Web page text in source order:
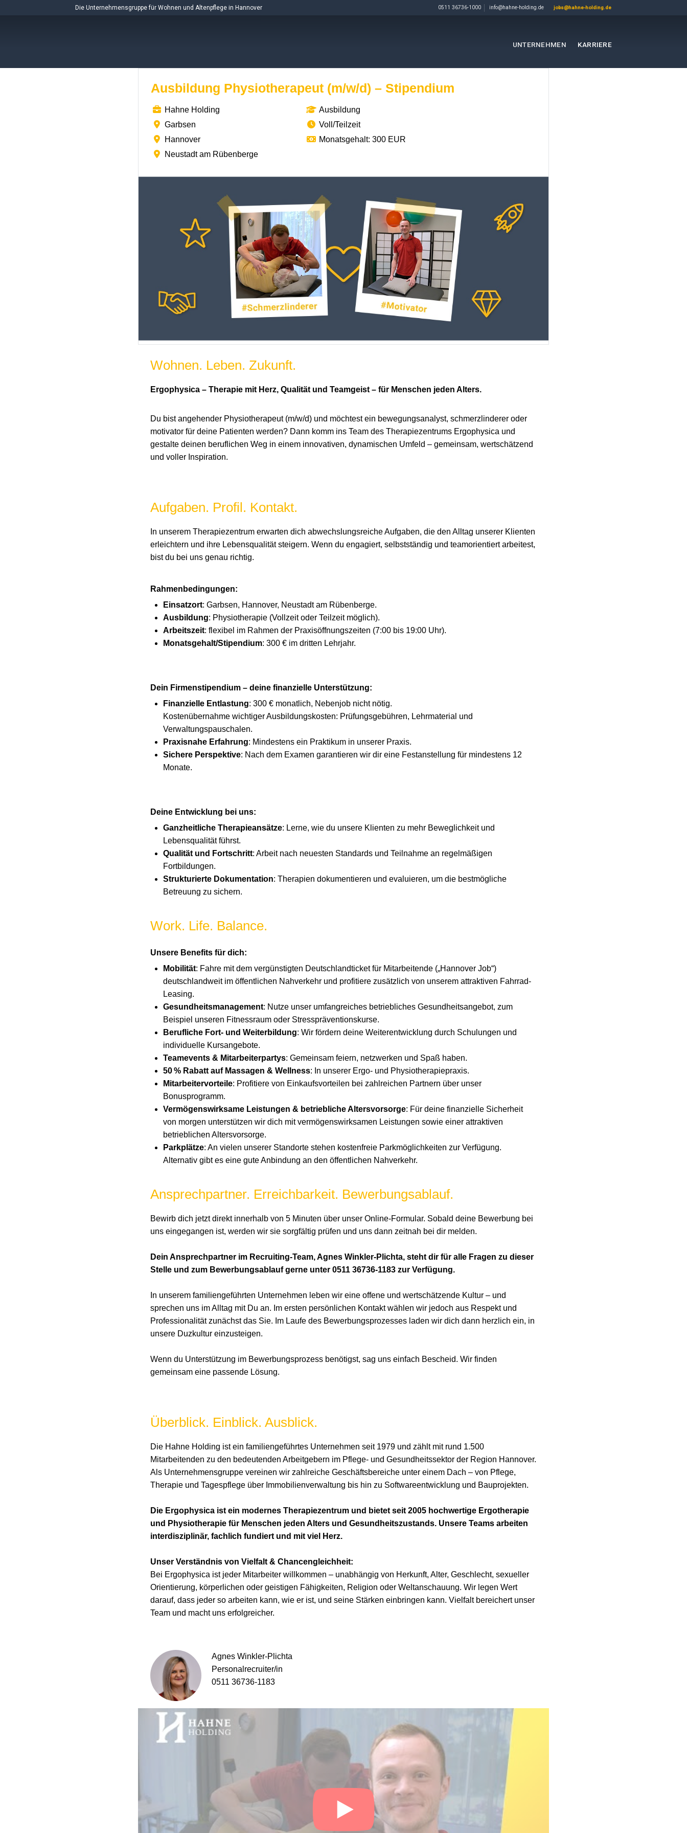
Die Unternehmensgruppe für Wohnen und Altenpflege in Hannover 0511 36736-1000 info@hahne-holding.de jobs@hahne-holding.de
UNTERNEHMEN KARRIERE
Ausbildung Physiotherapeut (m/w/d) – Stipendium
Hahne Holding
Garbsen
Hannover
Neustadt am Rübenberge
Ausbildung
Voll/Teilzeit
Monatsgehalt: 300 EUR
Wohnen. Leben. Zukunft.
Ergophysica – Therapie mit Herz, Qualität und Teamgeist – für Menschen jeden Alters.
Du bist angehender Physiotherapeut (m/w/d) und möchtest ein bewegungsanalyst, schmerzlinderer oder
motivator für deine Patienten werden? Dann komm ins Team des Therapiezentrums Ergophysica und
gestalte deinen beruflichen Weg in einem innovativen, dynamischen Umfeld – gemeinsam, wertschätzend
und voller Inspiration.
Aufgaben. Profil. Kontakt.
In unserem Therapiezentrum erwarten dich abwechslungsreiche Aufgaben, die den Alltag unserer Klienten
erleichtern und ihre Lebensqualität steigern. Wenn du engagiert, selbstständig und teamorientiert arbeitest,
bist du bei uns genau richtig.
Rahmenbedingungen:
Einsatzort: Garbsen, Hannover, Neustadt am Rübenberge.
Ausbildung: Physiotherapie (Vollzeit oder Teilzeit möglich).
Arbeitszeit: flexibel im Rahmen der Praxisöffnungszeiten (7:00 bis 19:00 Uhr).
Monatsgehalt/Stipendium: 300 € im dritten Lehrjahr.
Dein Firmenstipendium – deine finanzielle Unterstützung:
Finanzielle Entlastung: 300 € monatlich, Nebenjob nicht nötig.
Kostenübernahme wichtiger Ausbildungskosten: Prüfungsgebühren, Lehrmaterial und
Verwaltungspauschalen.
Praxisnahe Erfahrung: Mindestens ein Praktikum in unserer Praxis.
Sichere Perspektive: Nach dem Examen garantieren wir dir eine Festanstellung für mindestens 12
Monate.
Deine Entwicklung bei uns:
Ganzheitliche Therapieansätze: Lerne, wie du unsere Klienten zu mehr Beweglichkeit und
Lebensqualität führst.
Qualität und Fortschritt: Arbeit nach neuesten Standards und Teilnahme an regelmäßigen
Fortbildungen.
Strukturierte Dokumentation: Therapien dokumentieren und evaluieren, um die bestmögliche
Betreuung zu sichern.
Work. Life. Balance.
Unsere Benefits für dich:
Mobilität: Fahre mit dem vergünstigten Deutschlandticket für Mitarbeitende („Hannover Job“)
deutschlandweit im öffentlichen Nahverkehr und profitiere zusätzlich von unserem attraktiven Fahrrad-
Leasing.
Gesundheitsmanagement: Nutze unser umfangreiches betriebliches Gesundheitsangebot, zum
Beispiel unseren Fitnessraum oder Stresspräventionskurse.
Berufliche Fort- und Weiterbildung: Wir fördern deine Weiterentwicklung durch Schulungen und
individuelle Kursangebote.
Teamevents & Mitarbeiterpartys: Gemeinsam feiern, netzwerken und Spaß haben.
50 % Rabatt auf Massagen & Wellness: In unserer Ergo- und Physiotherapiepraxis.
Mitarbeitervorteile: Profitiere von Einkaufsvorteilen bei zahlreichen Partnern über unser
Bonusprogramm.
Vermögenswirksame Leistungen & betriebliche Altersvorsorge: Für deine finanzielle Sicherheit
von morgen unterstützen wir dich mit vermögenswirksamen Leistungen sowie einer attraktiven
betrieblichen Altersvorsorge.
Parkplätze: An vielen unserer Standorte stehen kostenfreie Parkmöglichkeiten zur Verfügung.
Alternativ gibt es eine gute Anbindung an den öffentlichen Nahverkehr.
Ansprechpartner. Erreichbarkeit. Bewerbungsablauf.
Bewirb dich jetzt direkt innerhalb von 5 Minuten über unser Online-Formular. Sobald deine Bewerbung bei
uns eingegangen ist, werden wir sie sorgfältig prüfen und uns dann zeitnah bei dir melden.
Dein Ansprechpartner im Recruiting-Team, Agnes Winkler-Plichta, steht dir für alle Fragen zu dieser
Stelle und zum Bewerbungsablauf gerne unter 0511 36736-1183 zur Verfügung.
In unserem familiengeführten Unternehmen leben wir eine offene und wertschätzende Kultur – und
sprechen uns im Alltag mit Du an. Im ersten persönlichen Kontakt wählen wir jedoch aus Respekt und
Professionalität zunächst das Sie. Im Laufe des Bewerbungsprozesses laden wir dich dann herzlich ein, in
unsere Duzkultur einzusteigen.
Wenn du Unterstützung im Bewerbungsprozess benötigst, sag uns einfach Bescheid. Wir finden
gemeinsam eine passende Lösung.
Überblick. Einblick. Ausblick.
Die Hahne Holding ist ein familiengeführtes Unternehmen seit 1979 und zählt mit rund 1.500
Mitarbeitenden zu den bedeutenden Arbeitgebern im Pflege- und Gesundheitssektor der Region Hannover.
Als Unternehmensgruppe vereinen wir zahlreiche Geschäftsbereiche unter einem Dach – von Pflege,
Therapie und Tagespflege über Immobilienverwaltung bis hin zu Softwareentwicklung und Bauprojekten.
Die Ergophysica ist ein modernes Therapiezentrum und bietet seit 2005 hochwertige Ergotherapie
und Physiotherapie für Menschen jeden Alters und Gesundheitszustands. Unsere Teams arbeiten
interdisziplinär, fachlich fundiert und mit viel Herz.
Unser Verständnis von Vielfalt & Chancengleichheit:
Bei Ergophysica ist jeder Mitarbeiter willkommen – unabhängig von Herkunft, Alter, Geschlecht, sexueller
Orientierung, körperlichen oder geistigen Fähigkeiten, Religion oder Weltanschauung. Wir legen Wert
darauf, dass jeder so arbeiten kann, wie er ist, und seine Stärken einbringen kann. Vielfalt bereichert unser
Team und macht uns erfolgreicher.
Agnes Winkler-Plichta
Personalrecruiter/in
0511 36736-1183